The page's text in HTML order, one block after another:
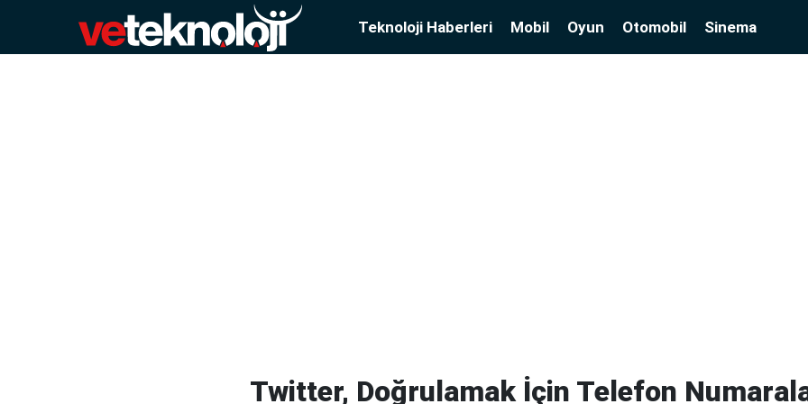
Teknoloji Haberleri Mobil Oyun Otomobil Sinema
Twitter, Doğrulamak İçin Telefon